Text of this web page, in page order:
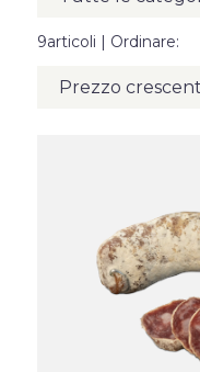
9articoli | Ordinare: